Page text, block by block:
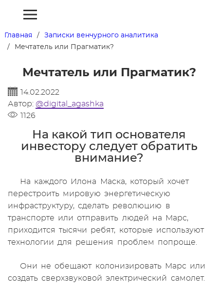
Главная
Записки венчурного аналитика
Мечтатель или Прагматик?
Мечтатель или Прагматик?
14.02.2022
Автор: @digital_agashka
1126
На какой тип основателя
инвестору следует обратить
внимание?
На каждого Илона Маска, который хочет
перестроить мировую энергетическую
инфраструктуру, сделать революцию в
транспорте или отправить людей на Марс,
приходится тысячи ребят, которые используют
технологии для решения проблем попроще.
Они не обещают колонизировать Марс или
создать сверхзвуковой электрический самолет.